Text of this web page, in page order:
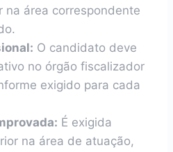
na área correspondente
O candidato deve
no órgão fiscalizador
exigido para cada
É exigida
na área de atuação,